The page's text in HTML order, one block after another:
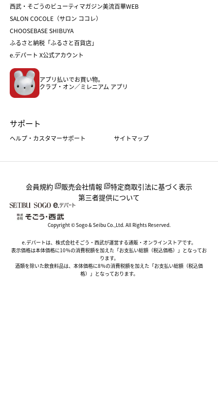
ホワイトデー
バレンタイン
ホワイトデー
おせち
フード
ホーム・キッチン＆アート
西武・そごうのビューティマガジン美流百華WEB
SALON COCOLE（サロン ココレ）
CHOOSEBASE SHIBUYA
ふるさと納税「ふるさと百貨店」
e.デパート X公式アカウント
アプリ払いでお買い物。
クラブ・オン／ミレニアム アプリ
サポート
ヘルプ・カスタマーサポート サイトマップ
会員規約 販売会社情報
特定商取引法に基づく表示
第三者提供について
Copyright © Sogo & Seibu Co.,Ltd. All Rights Reserved.
e.デパートは、株式会社そごう・西武が運営する通販・オンラインストアです。
表示価格は本体価格に10％の消費税額を加えた「お支払い総額（税込価格）」となってお
ります。
酒類を除いた飲食料品は、本体価格に8％の消費税額を加えた「お支払い総額（税込価
格）」となっております。